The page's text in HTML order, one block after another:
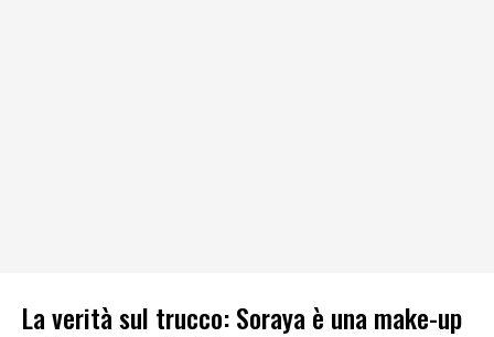
La verità sul trucco: Soraya è una make-up